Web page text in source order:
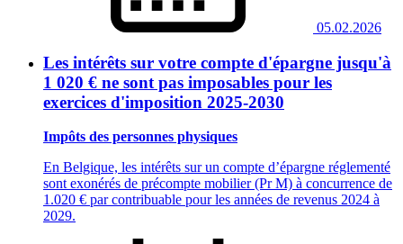
05.02.2026
Les intérêts sur votre compte d'épargne jusqu'à
1 020 € ne sont pas imposables pour les
exercices d'imposition 2025-2030
Impôts des personnes physiques
En Belgique, les intérêts sur un compte d’épargne réglementé
sont exonérés de précompte mobilier (Pr M) à concurrence de
1.020 € par contribuable pour les années de revenus 2024 à
2029.